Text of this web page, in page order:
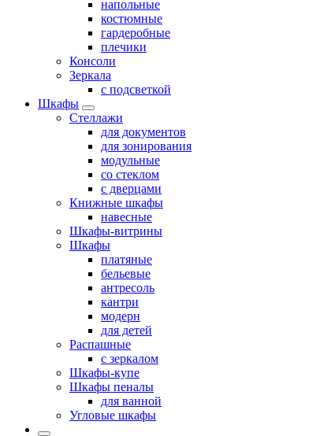
напольные
костюмные
гардеробные
плечики
Консоли
Зеркала
с подсветкой
Шкафы
Стеллажи
для документов
для зонирования
модульные
со стеклом
с дверцами
Книжные шкафы
навесные
Шкафы-витрины
Шкафы
платяные
бельевые
антресоль
кантри
модерн
для детей
Распашные
с зеркалом
Шкафы-купе
Шкафы пеналы
для ванной
Угловые шкафы